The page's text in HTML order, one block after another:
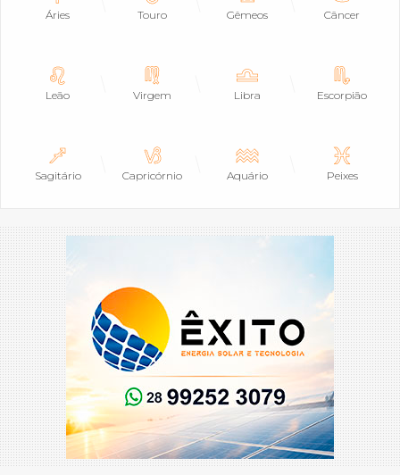
Áries Touro Gêmeos Câncer
Leão Virgem Libra Escorpião
Sagitário Capricórnio Aquário Peixes